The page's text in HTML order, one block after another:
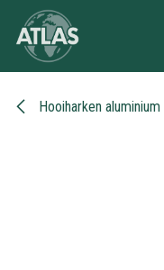
Overslaan naar inhoud
Hooiharken aluminium